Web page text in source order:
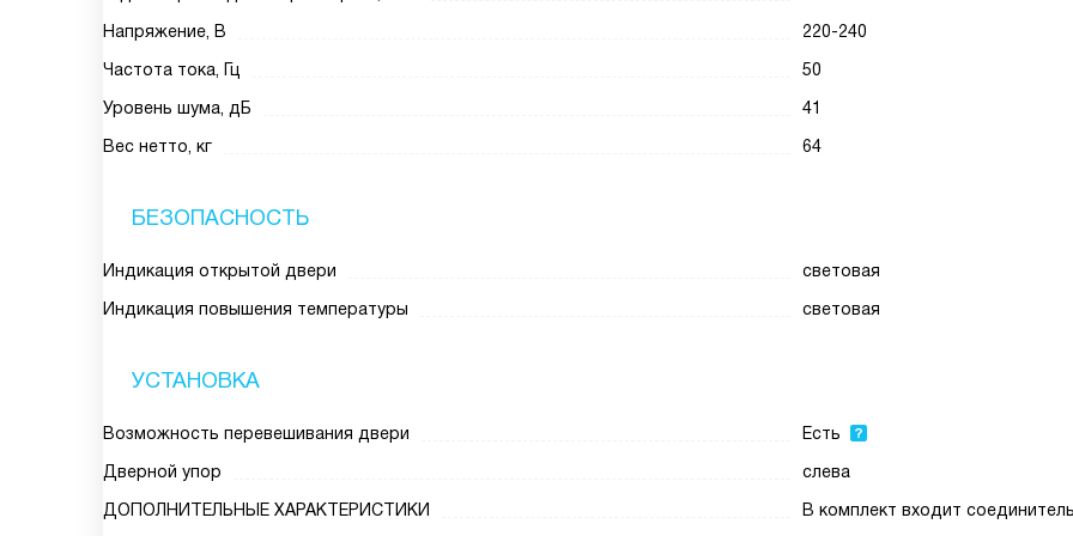
Напряжение, В
220-240
Частота тока, Гц
50
Уровень шума, дБ
41
Вес нетто, кг
64
БЕЗОПАСНОСТЬ
Индикация открытой двери
световая
Индикация повышения температуры
световая
УСТАНОВКА
Возможность перевешивания двери
Есть
Дверной упор
слева
ДОПОЛНИТЕЛЬНЫЕ ХАРАКТЕРИСТИКИ
В комплект входит